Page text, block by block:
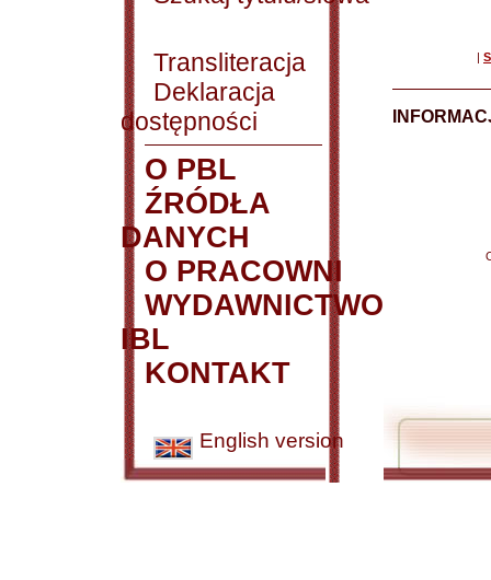
Transliteracja
Deklaracja
dostępności
O PBL
ŹRÓDŁA
DANYCH
O PRACOWNI
WYDAWNICTWO
IBL
KONTAKT
English version
|